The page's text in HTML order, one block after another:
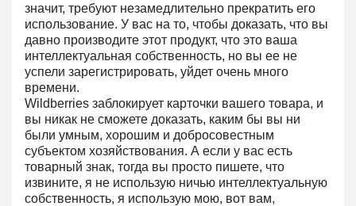
значит, требуют незамедлительно прекратить его
использование. У вас на то, чтобы доказать, что вы
давно производите этот продукт, что это ваша
интеллектуальная собственность, но вы ее не
успели зарегистрировать, уйдет очень много
времени.
Wildberries заблокирует карточки вашего товара, и
вы никак не сможете доказать, каким бы вы ни
были умным, хорошим и добросовестным
субъектом хозяйствования. А если у вас есть
товарный знак, тогда вы просто пишете, что
извините, я не использую ничью интеллектуальную
собственность, я использую мою, вот вам,